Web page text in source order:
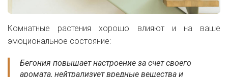
Комнатные растения хорошо влияют и на ваше
эмоциональное состояние:
Бегония повышает настроение за счет своего
аромата, нейтрализует вредные вещества и